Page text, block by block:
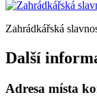
Zahrádkářská
Další
Adresa místa